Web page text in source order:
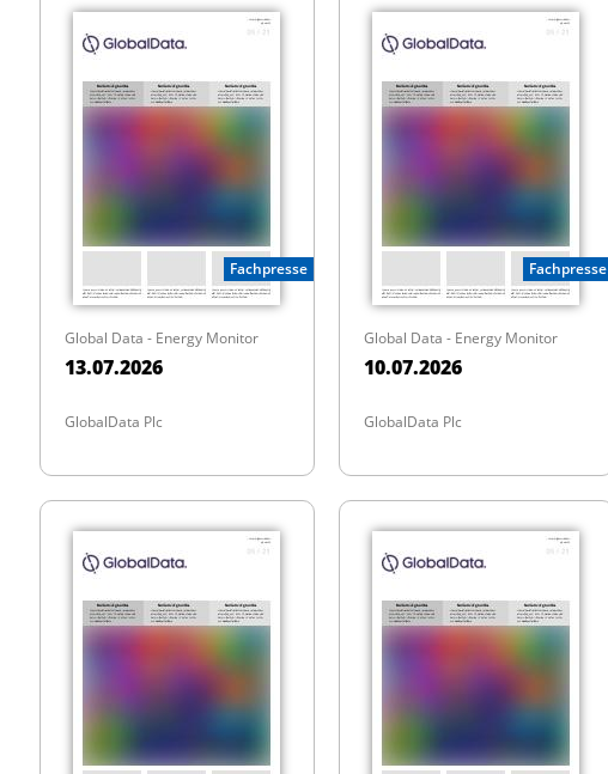
Fachpresse
Global Data - Energy Monitor
13.07.2026
GlobalData Plc
Fachpresse
Global Data - Energy Monitor
10.07.2026
GlobalData Plc